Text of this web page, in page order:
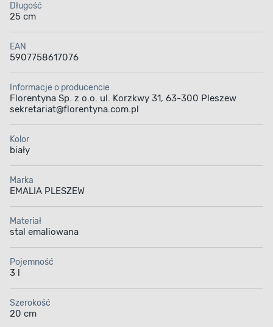
Długość
25 cm
EAN
5907758617076
Informacje o producencie
Florentyna Sp. z o.o. ul. Korzkwy 31, 63-300 Pleszew
sekretariat@florentyna.com.pl
Kolor
biały
Marka
EMALIA PLESZEW
Materiał
stal emaliowana
Pojemność
3 l
Szerokość
20 cm